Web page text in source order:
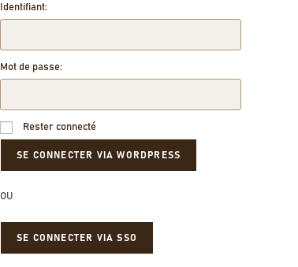
Identifiant:
Mot de passe:
Rester connecté
OU
SE CONNECTER VIA SSO